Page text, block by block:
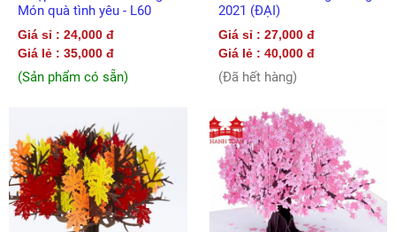
Món quà tình yêu - L60
Giá sỉ : 24,000 đ
Giá lẻ : 35,000 đ
(Sản phẩm có sẵn)
2021 (ĐẠI)
Giá sỉ : 27,000 đ
Giá lẻ : 40,000 đ
(Đã hết hàng)